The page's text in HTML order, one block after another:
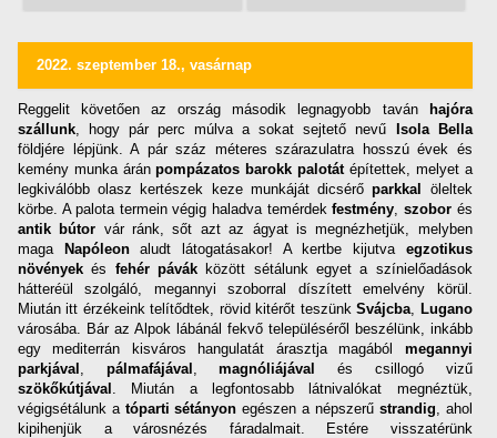
2022. szeptember 18., vasárnap
Reggelit követően az ország második legnagyobb taván hajóra
szállunk , hogy pár perc múlva a sokat sejtető nevű Isola Bella
földjére lépjünk. A pár száz méteres szárazulatra hosszú évek és
kemény munka áránpompázatos barokk palotát építettek, melyet a
legkiválóbb olasz kertészek keze munkáját dicsérőparkkal öleltek
körbe. A palota termein végig haladva temérdekfestmény szoborés
antik bútor vár ránk, sőt azt az ágyat is megnézhetjük, melyben
maga Napóleonaludt látogatásakor! A kertbe kijutva egzotikus
növények és fehér pávákközött sétálunk egyet a színielőadások
hátteréül szolgáló, megannyi szoborral díszített emelvény körül.
Miután itt érzékeink telítődtek, rövid kitérőt teszünkSvájcba Lugano
városába. Bár az Alpok lábánál fekvő településéről beszélünk, inkább
egy mediterrán kisváros hangulatát árasztja magából megannyi
parkjával
pálmafájával ,magnóliájával és csillogó vizű
szökőkútjával . Miután a legfontosabb látnivalókat megnéztük,
végigsétálunk a tóparti sétányon egészen a népszerű strandig , ahol
kipihenjük a városnézés fáradalmait. Estére visszatérünk